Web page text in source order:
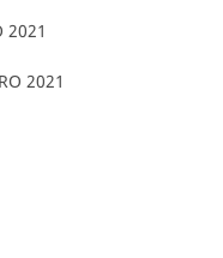
2021
2021